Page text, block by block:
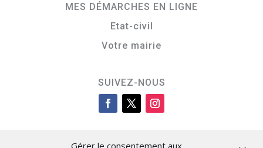
Gérer le consentement aux
MES DÉMARCHES EN LIGNE
Etat-civil
Votre mairie
SUIVEZ-NOUS